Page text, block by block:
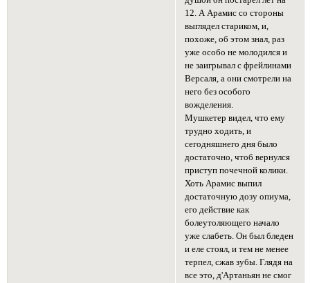
12. А Арамис со стороны
выглядел стариком, и,
похоже, об этом знал, раз
уже особо не молодился и
не заигрывал с фрейлинами
Версаля, а они смотрели на
него без особого
вожделения.
Мушкетер видел, что ему
трудно ходить, и
сегодняшнего дня было
достаточно, чтоб вернулся
приступ почечной колики.
Хоть Арамис выпил
достаточную дозу опиума,
его действие как
болеутоляющего начало
уже слабеть. Он был бледен
и еле стоял, и тем не менее
терпел, сжав зубы. Глядя на
все это, д'Артаньян не смог